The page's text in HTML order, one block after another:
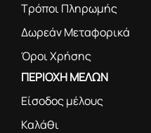
Τρόποι Πληρωμής
Δωρεάν Μεταφορικά
Όροι Χρήσης
ΠΕΡΙΟΧΗ ΜΕΛΩΝ
Είσοδος μέλους
Καλάθι